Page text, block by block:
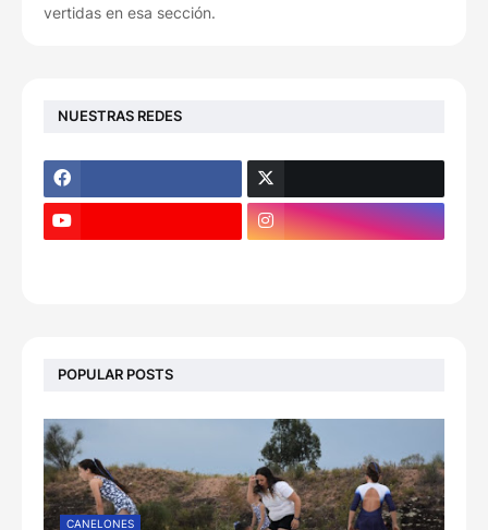
vertidas en esa sección.
NUESTRAS REDES
POPULAR POSTS
CANELONES